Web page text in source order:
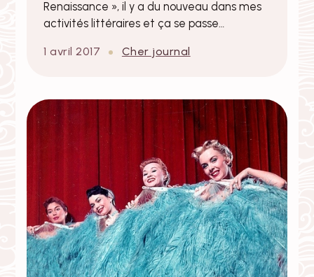
Renaissance », il y a du nouveau dans mes
activités littéraires et ça se passe…
1 avril 2017 Cher journal